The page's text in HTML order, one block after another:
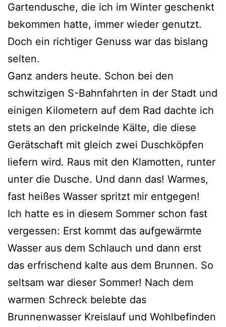
Gartendusche, die ich im Winter geschenkt
bekommen hatte, immer wieder genutzt.
Doch ein richtiger Genuss war das bislang
selten.
Ganz anders heute. Schon bei den
schwitzigen S-Bahnfahrten in der Stadt und
einigen Kilometern auf dem Rad dachte ich
stets an den prickelnde Kälte, die diese
Gerätschaft mit gleich zwei Duschköpfen
liefern wird. Raus mit den Klamotten, runter
unter die Dusche. Und dann das! Warmes,
fast heißes Wasser spritzt mir entgegen!
Ich hatte es in diesem Sommer schon fast
vergessen: Erst kommt das aufgewärmte
Wasser aus dem Schlauch und dann erst
das erfrischend kalte aus dem Brunnen. So
seltsam war dieser Sommer! Nach dem
warmen Schreck belebte das
Brunnenwasser Kreislauf und Wohlbefinden